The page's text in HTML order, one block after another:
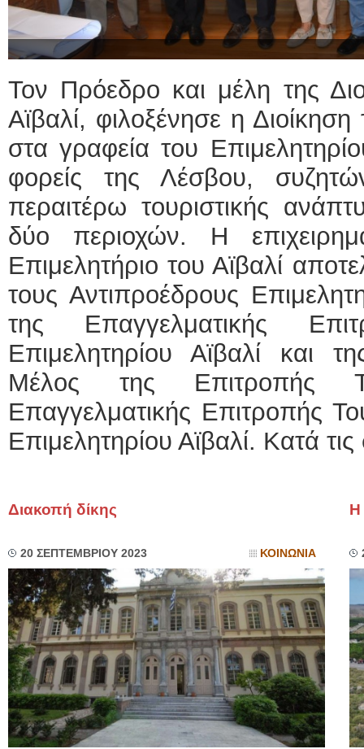
Τον Πρόεδρο και μέλη της
Αϊβαλί, φιλοξένησε η
στα γραφεία του
φορείς της Λέσβου,
περαιτέρω τουριστικής
δύο περιοχών. Η
Επιμελητήριο του Αϊβαλί
τους Αντιπροέδρους
της Επαγγελματικής
Επιμελητηρίου Αϊβαλί και
Μέλος της Επιτροπής
Επαγγελματικής Επιτροπής
Επιμελητηρίου Αϊβαλί. Κατά
Διακοπή δίκης
20 ΣΕΠΤΕΜΒΡΙΟΥ 2023 ΚΟΙΝΩΝΙΑ
Η